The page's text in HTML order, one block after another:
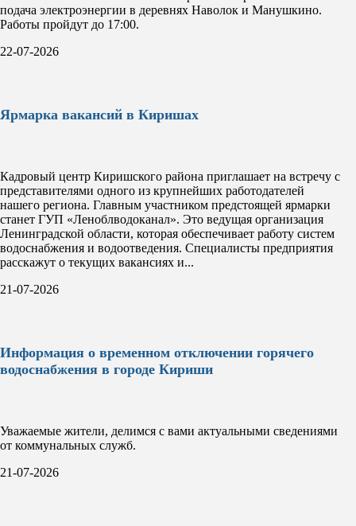
подача электроэнергии в деревнях Наволок и Манушкино.
Работы пройдут до 17:00.
22-07-2026
Ярмарка вакансий в Киришах
Кадровый центр Киришского района приглашает на встречу с
представителями одного из крупнейших работодателей
нашего региона. Главным участником предстоящей ярмарки
станет ГУП «Леноблводоканал». Это ведущая организация
Ленинградской области, которая обеспечивает работу систем
водоснабжения и водоотведения. Специалисты предприятия
расскажут о текущих вакансиях и...
21-07-2026
Информация о временном отключении горячего
водоснабжения в городе Кириши
Уважаемые жители, делимся с вами актуальными сведениями
от коммунальных служб.
21-07-2026